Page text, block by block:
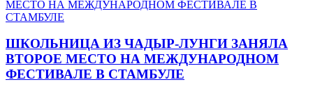
ШКОЛЬНИЦА ИЗ ЧАДЫР-ЛУНГИ ЗАНЯЛА
ВТОРОЕ МЕСТО НА МЕЖДУНАРОДНОМ
ФЕСТИВАЛЕ В СТАМБУЛЕ